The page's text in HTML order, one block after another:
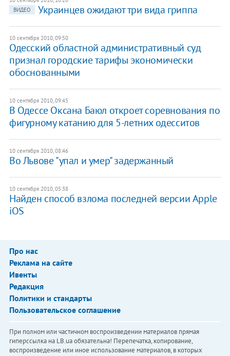
ВИДЕО
Украинцев ожидают три вида гриппа
10 сентября 2010, 09:50
Одесский областной административный суд
признал городские тарифы экономически
обоснованными
10 сентября 2010, 09:45
В Одессе Оксана Баюл откроет соревнования по
фигурному катанию для 5-летних одесситов
10 сентября 2010, 08:46
Во Львове "упал и умер" задержанный
10 сентября 2010, 05:38
Найден способ взлома последней версии Apple
iOS
Про нас
Реклама на сайте
Ивенты
Редакция
Политики и стандарты
Пользовательское соглашение
При полном или частичном воспроизведении материалов прямая
гиперссылка на LB.ua обязательна! Перепечатка, копирование,
воспроизведение или иное использование материалов, в которых